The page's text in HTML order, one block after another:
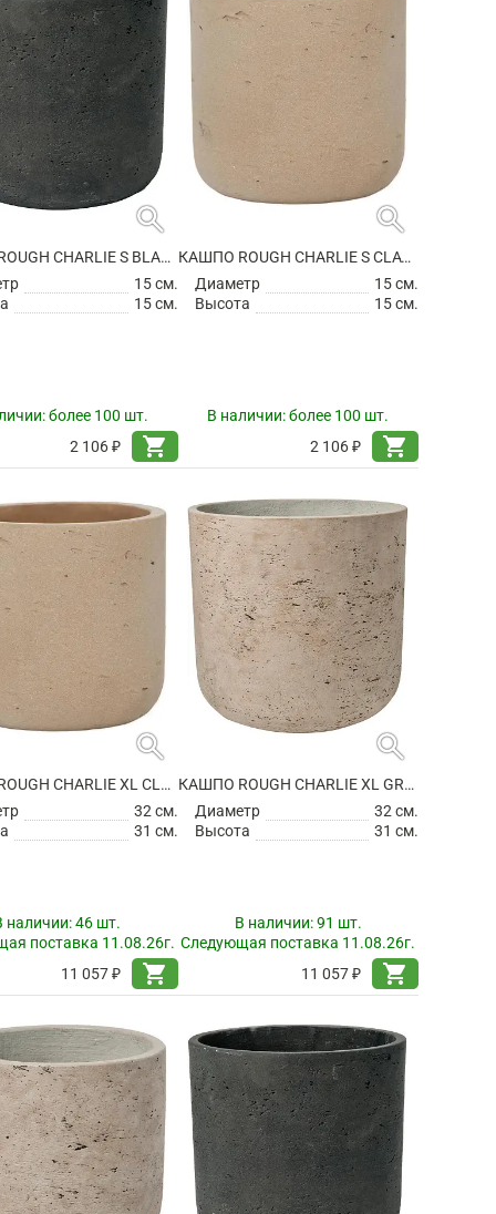
search
КАШПО ROUGH CHARLIE S BLACK WASHED
15 см.
15 см.
более 100 шт.
2 106 ₽
shopping_cart
search
КАШПО ROUGH CHARLIE S CLAY WASHED
Диаметр
15 см.
Высота
15 см.
В наличии:более 100 шт.
2 106 ₽
shopping_cart
search
КАШПО ROUGH CHARLIE XL CLAY WASHED
32 см.
31 см.
наличии:46 шт.
поставка 11.08.26г.
11 057 ₽
shopping_cart
search
КАШПО ROUGH CHARLIE XL GREY WASHED
Диаметр
32 см.
Высота
31 см.
В наличии:91 шт.
Следующая поставка 11.08.26г.
11 057 ₽
shopping_cart